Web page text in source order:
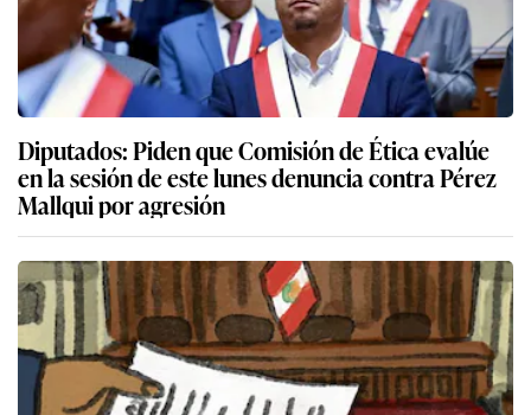
Diputados: Piden que Comisión de Ética evalúe
en la sesión de este lunes denuncia contra Pérez
Mallqui por agresión